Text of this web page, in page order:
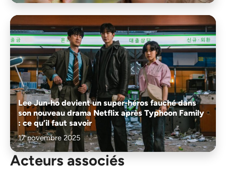
Lee Jun-ho devient un super-héros fauché dans
son nouveau drama Netflix après Typhoon Family
: ce qu’il faut savoir
17 novembre 2025
Acteurs associés